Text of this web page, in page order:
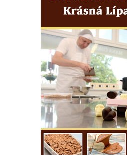
Pamětní deska Tomáše Garrigue
na radnici v Českých Budějovicích
Pamětní deska na biskupské
Českých Budějovicích
Pamětní deska Josefa Hloucha na
biskupské rezidenci v Českých
Budějovicích
Socha žáby u rybníčku na Náměstí
Kamenném Újezdě
Pamětní kámen družebních obcí
Újezd a Krauchthal v parku na